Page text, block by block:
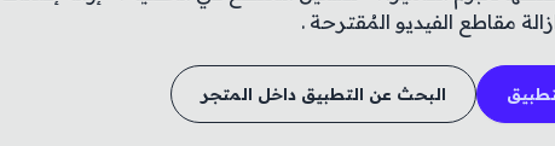
مقاطع الفيديو المُقترحة .
البحث عن التطبيق داخل المتجر